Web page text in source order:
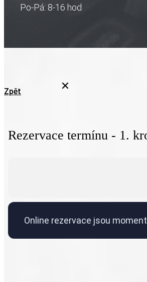
Po-Pá: 8-16 hod
Zpět
Rezervace termínu - 1.
Online rezervace jsou